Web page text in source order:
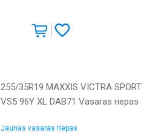
255/35R19 MAXXIS VICTRA SPORT
VS5 96Y XL DAB71 Vasaras riepas
Jaunas vasaras riepas